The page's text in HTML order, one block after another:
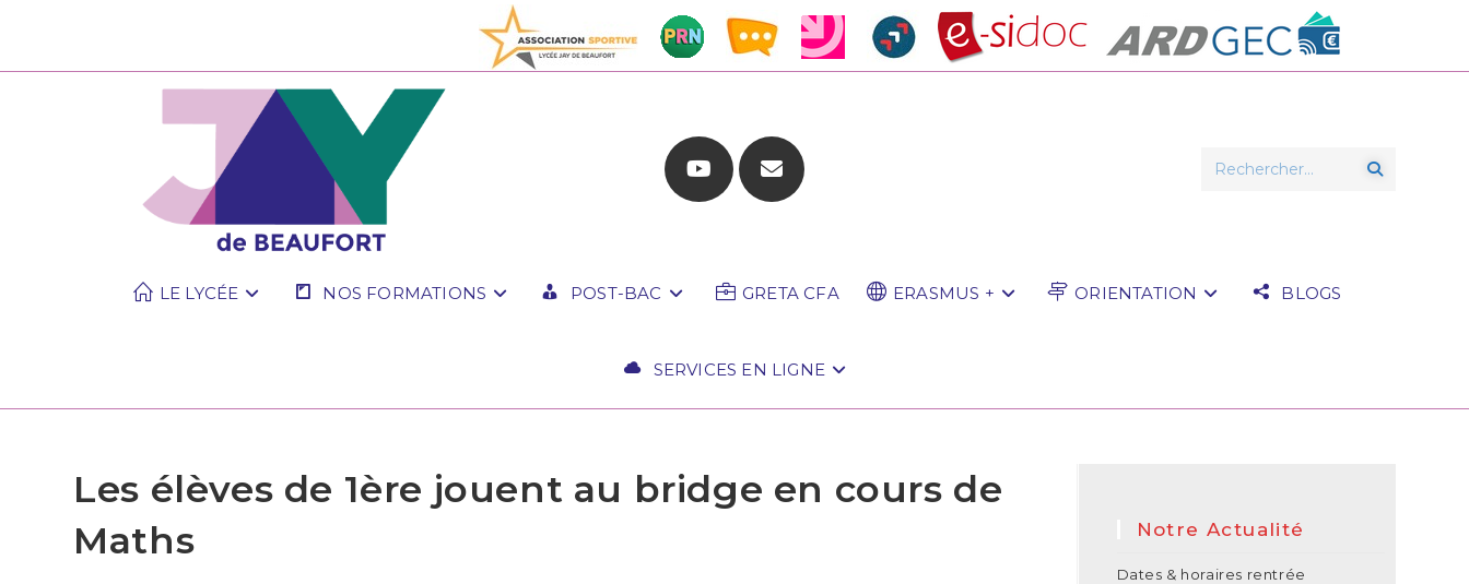
Rechercher…
LE LYCÉE NOS FORMATIONS POST-BAC GRETA CFA ERASMUS + ORIENTATION BLOGS
SERVICES EN LIGNE
Notre Actualité
Dates & horaires rentrée
Les élèves de 1ère jouent au bridge en cours de
Maths